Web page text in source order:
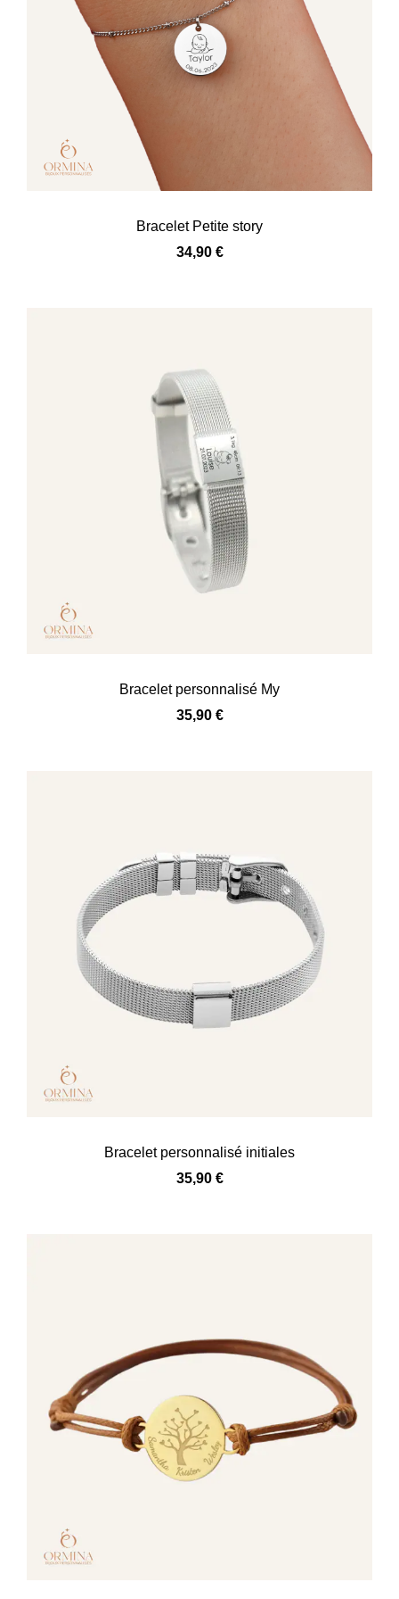
Bracelet Petite story
34,90 €
Bracelet personnalisé My
35,90 €
Bracelet personnalisé initiales
35,90 €